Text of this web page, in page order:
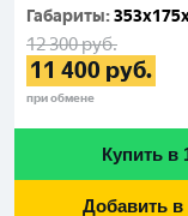
Габариты:
12 300руб.
11 400 руб.
при обмене
Купить в
Добавить в